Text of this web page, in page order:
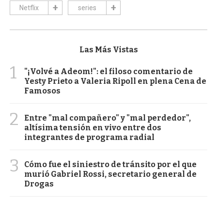
Netflix series
Las Más Vistas
1
"¡Volvé a Adeom!": el filoso comentario de
Yesty Prieto a Valeria Ripoll en plena Cena de
Famosos
2
Entre "mal compañero" y "mal perdedor",
altísima tensión en vivo entre dos
integrantes de programa radial
3
Cómo fue el siniestro de tránsito por el que
murió Gabriel Rossi, secretario general de
Drogas